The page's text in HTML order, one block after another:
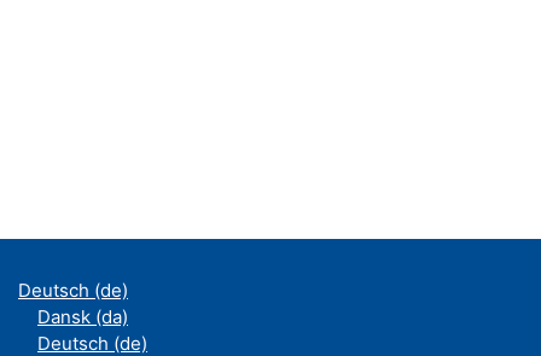
Deutsch ‎(de)‎
Dansk ‎(da)‎
Deutsch ‎(de)‎